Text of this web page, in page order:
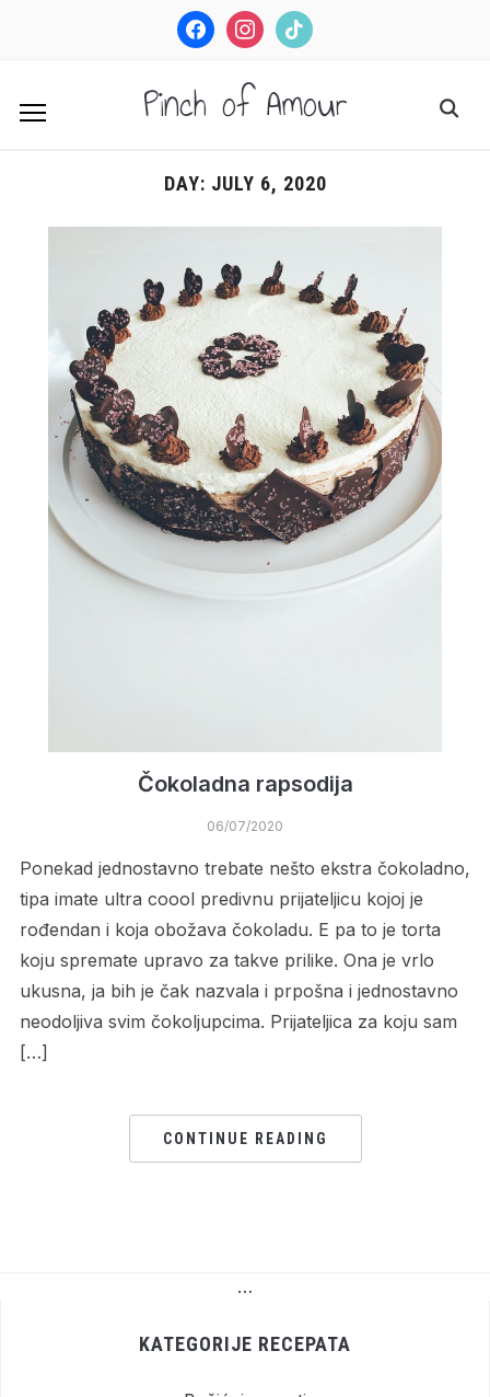
facebookinstagramtiktok
Pinch of Amour
DAY: JULY 6, 2020
Čokoladna rapsodija
06/07/2020
Ponekad jednostavno trebate nešto ekstra čokoladno,
tipa imate ultra coool predivnu prijateljicu kojoj je
rođendan i koja obožava čokoladu. E pa to je torta
koju spremate upravo za takve prilike. Ona je vrlo
ukusna, ja bih je čak nazvala i prpošna i jednostavno
neodoljiva svim čokoljupcima. Prijateljica za koju sam
[…]
CONTINUE READING
…
KATEGORIJE RECEPATA